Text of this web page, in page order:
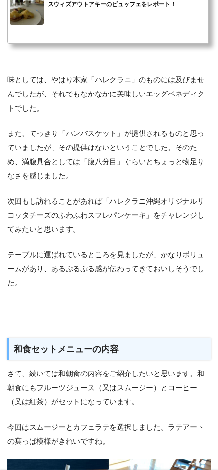
スウィズアウトアキーのビュッフェをレポート！
味としては、やはり本家「ハレクラニ」のものには及びませ
んでしたが、それでもなかなかに美味しいエッグベネディク
トでした。
また、てっきり「パンバスケット」が提供されるものと思っ
ていましたが、その提供はないということでした。そのた
め、満腹具合としては「腹八分目」ぐらいとちょっと物足り
なさを感じました。
次回もし訪れることがあれば「ハレクラニ沖縄オリジナルリ
コッタチーズのふわふわスフレパンケーキ」をチャレンジし
てみたいと思います。
テーブルに運ばれているところを見ましたが、かなりボリュ
ームがあり、あるぷるぷる感が伝わってきておいしそうでし
た。
和食セットメニューの内容
さて、続いては和朝食の内容をご紹介したいと思います。和
朝食にもフルーツジュース（又はスムージー）とコーヒー
（又は紅茶）がセットになっています。
今回はスムージーとカフェラテを選択しました。ラテアート
の葉っぱ模様がきれいですね。